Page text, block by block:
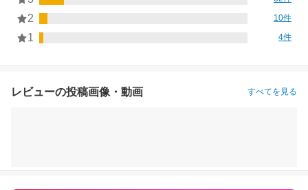
2 10件
1 4件
レビューの投稿画像・動画 すべてを見る